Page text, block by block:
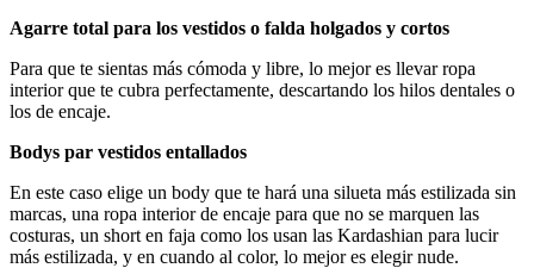
Agarre total para los vestidos o falda holgados y cortos
Para que te sientas más cómoda y libre, lo mejor es llevar ropa
interior que te cubra perfectamente, descartando los hilos dentales o
los de encaje.
Bodys par vestidos entallados
En este caso elige un body que te hará una silueta más estilizada sin
marcas, una ropa interior de encaje para que no se marquen las
costuras, un short en faja como los usan las Kardashian para lucir
más estilizada, y en cuando al color, lo mejor es elegir nude.